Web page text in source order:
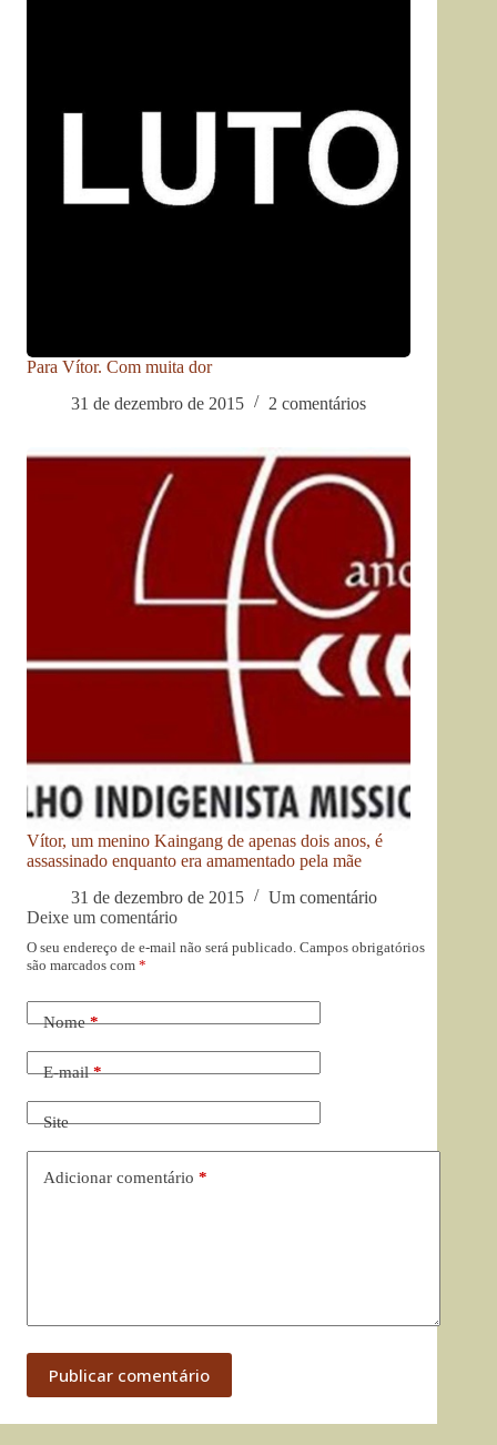
Para Vítor. Com muita dor
31 de dezembro de 2015
2 comentários
Vítor, um menino Kaingang de apenas dois anos, é
assassinado enquanto era amamentado pela mãe
31 de dezembro de 2015
Um comentário
Deixe um comentário
O seu endereço de e-mail não será publicado. Campos obrigatórios
são marcados com *
Nome*
E-mail*
Site
Adicionar comentário *
Publicar comentário